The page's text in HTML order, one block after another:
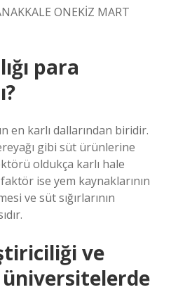
ONEKİZ MART
para
en karlı dallarından biridir.
gibi süt ürünlerine
oldukça karlı hale
ise yem kaynaklarının
ve süt sığırlarının
ve
üniversitelerde